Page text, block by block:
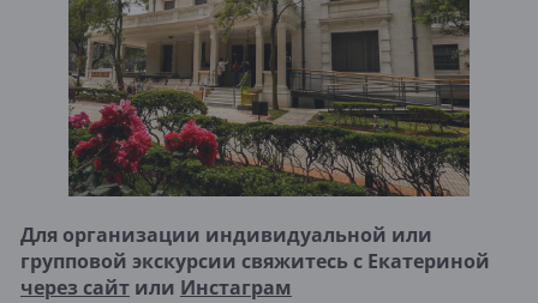
Для организации индивидуальной или
групповой экскурсии свяжитесь с Екатериной
через сайт или Инстаграм